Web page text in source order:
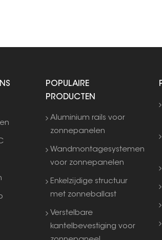
POPULAIRE
PRODUCTEN
Aluminium rails voor
zonnepanelen
Wandmontagesystemen
voor zonnepanelen
Enkelzijdige structuur
met zonneballast
Verstelbare
kantelbevestiging voor